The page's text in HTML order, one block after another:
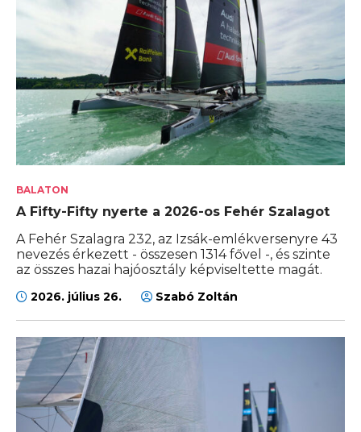
BALATON
A Fifty-Fifty nyerte a 2026-os Fehér Szalagot
A Fehér Szalagra 232, az Izsák-emlékversenyre 43
nevezés érkezett - összesen 1314 fővel -, és szinte
az összes hazai hajóosztály képviseltette magát.
2026. július 26. Szabó Zoltán